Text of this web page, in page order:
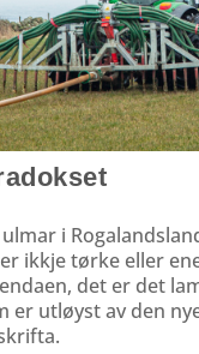
i
ikkje tørke eller
det er det
er utløyst av den